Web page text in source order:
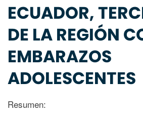
ECUADOR,
DE LA REGIÓN
EMBARAZOS
ADOLESCENTES
Resumen: